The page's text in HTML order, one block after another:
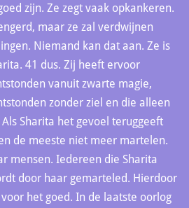
zijn. Ze zegt vaak opkankeren.
maar ze zal verdwijnen
Niemand kan dat aan. Ze is
41 dus. Zij heeft ervoor
vanuit zwarte magie,
zonder ziel en die alleen
Sharita het gevoel teruggeeft
de meeste niet meer martelen.
mensen. Iedereen die Sharita
door haar gemarteled. Hierdoor
het goed. In de laatste oorlog